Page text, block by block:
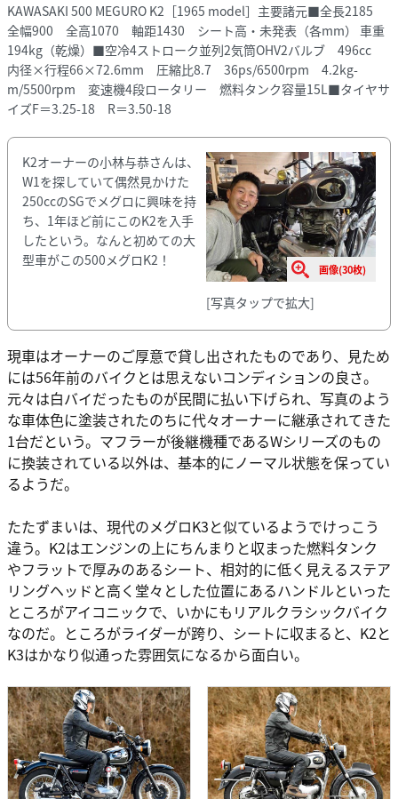
KAWASAKI 500 MEGURO K2［1965 model］主要諸元■全長2185
全幅900 全高1070 軸距1430 シート高・未発表（各mm） 車重
194kg（乾燥）■空冷4ストローク並列2気筒OHV2バルブ 496cc
内径×行程66×72.6mm 圧縮比8.7 36ps/6500rpm 4.2kg-
m/5500rpm 変速機4段ロータリー 燃料タンク容量15L■タイヤサ
イズF＝3.25-18 R＝3.50-18
画像(30枚)
[写真タップで拡大]
K2オーナーの小林与恭さんは、
W1を探していて偶然見かけた
250ccのSGでメグロに興味を持
ち、1年ほど前にこのK2を入手
したという。なんと初めての大
型車がこの500メグロK2！
現車はオーナーのご厚意で貸し出されたものであり、見ため
には56年前のバイクとは思えないコンディションの良さ。
元々は白バイだったものが民間に払い下げられ、写真のよう
な車体色に塗装されたのちに代々オーナーに継承されてきた
1台だという。マフラーが後継機種であるWシリーズのもの
に換装されている以外は、基本的にノーマル状態を保ってい
るようだ。
たたずまいは、現代のメグロK3と似ているようでけっこう
違う。K2はエンジンの上にちんまりと収まった燃料タンク
やフラットで厚みのあるシート、相対的に低く見えるステア
リングヘッドと高く堂々とした位置にあるハンドルといった
ところがアイコニックで、いかにもリアルクラシックバイク
なのだ。ところがライダーが跨り、シートに収まると、K2と
K3はかなり似通った雰囲気になるから面白い。